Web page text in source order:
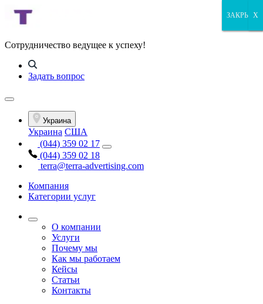
Сотрудничество ведущее к успеху!
Задать вопрос
Украина
Украина США
(044) 359 02 17
(044) 359 02 18
terra@terra-advertising.com
Компания
Категории услуг
О компании
Услуги
Почему мы
Как мы работаем
Кейсы
Статьи
Контакты
ЗАКРЫТЬ
ЗАКРЫТЬ
ЗАКРЫТЬ
X